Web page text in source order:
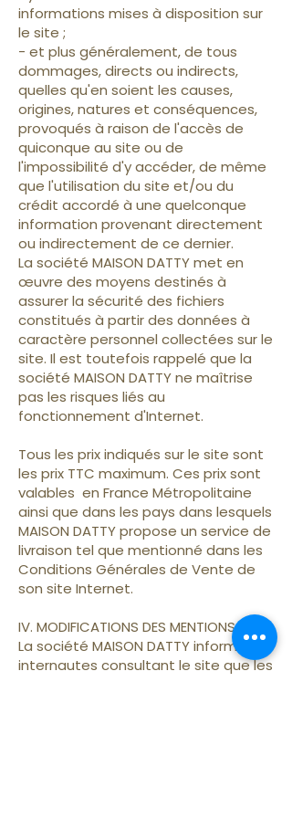
informations mises à disposition sur
le site ;
- et plus généralement, de tous
dommages, directs ou indirects,
quelles qu'en soient les causes,
origines, natures et conséquences,
provoqués à raison de l'accès de
quiconque au site ou de
l'impossibilité d'y accéder, de même
que l'utilisation du site et/ou du
crédit accordé à une quelconque
information provenant directement
ou indirectement de ce dernier.
La société MAISON DATTY met en
œuvre des moyens destinés à
assurer la sécurité des fichiers
constitués à partir des données à
caractère personnel collectées sur le
site. Il est toutefois rappelé que la
société MAISON DATTY ne maîtrise
pas les risques liés au
fonctionnement d'Internet.
Tous les prix indiqués sur le site sont
les prix TTC maximum. Ces prix sont
valables en France Métropolitaine
ainsi que dans les pays dans lesquels
MAISON DATTY propose un service de
livraison tel que mentionné dans les
Conditions Générales de Vente de
son site Internet.
IV. MODIFICATIONS DES MENTIONS
La société MAISON DATTY informe les
internautes consultant le site que les